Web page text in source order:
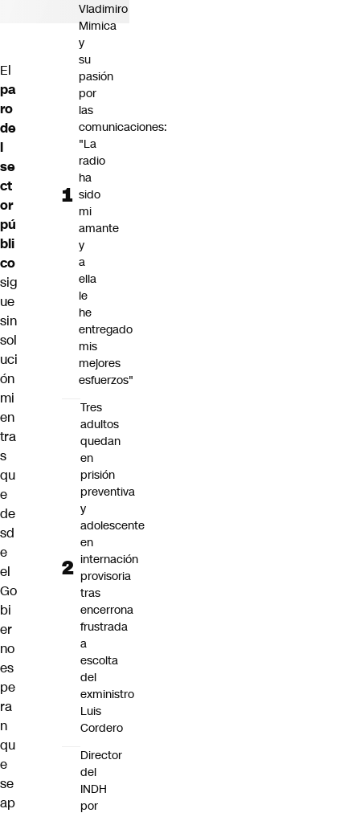
El
pa
ro
de
l
se
ct
or
pú
bli
co
sig
ue
sin
sol
uci
ón
mi
en
tra
s
qu
e
de
sd
e
el
Go
bi
er
no
es
pe
ra
n
qu
e
se
ap
Vladimiro
Mimica
y
su
pasión
por
las
comunicaciones:
"La
radio
ha
sido
mi
amante
y
a
ella
le
he
entregado
mis
mejores
esfuerzos"
Tres
adultos
quedan
en
prisión
preventiva
y
adolescente
en
internación
provisoria
tras
encerrona
frustrada
a
escolta
del
exministro
Luis
Cordero
Director
del
INDH
por